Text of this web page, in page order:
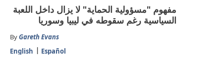
مفهوم "مسؤولية الحماية" لا يزال داخل اللعبة
السياسية رغم سقوطه في ليبيا وسوريا
ByGareth Evans
English
Español